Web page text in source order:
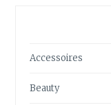
Accessoires
Beauty